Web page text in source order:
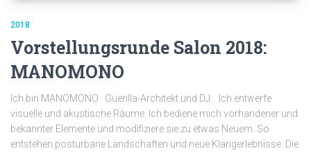
2018
Vorstellungsrunde Salon 2018:
MANOMONO
Ich bin MANOMONO Guerilla-Architekt und DJ. Ich entwerfe
visuelle und akustische Räume. Ich bediene mich vorhandener und
bekannter Elemente und modifiziere sie zu etwas Neuem. So
entstehen posturbane Landschaften und neue Klangerlebnisse. Die